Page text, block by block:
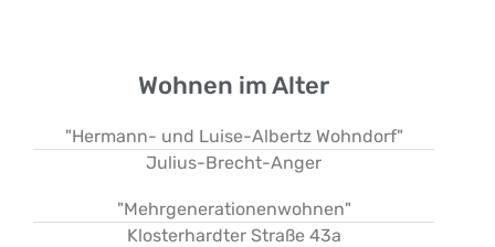
Wohnen im Alter
"Hermann- und Luise-Albertz Wohndorf"
Julius-Brecht-Anger
"Mehrgenerationenwohnen"
Klosterhardter Straße 43a